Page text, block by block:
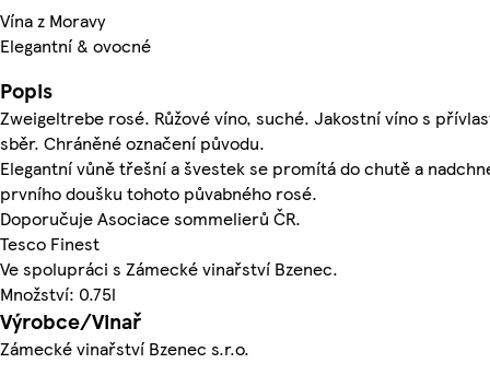
Vína z Moravy
Elegantní & ovocné
Popis
Zweigeltrebe rosé. Růžové víno, suché. Jakostní víno s
sběr. Chráněné označení původu.
Elegantní vůně třešní a švestek se promítá do chutě a
prvního doušku tohoto půvabného rosé.
Doporučuje Asociace sommelierů ČR.
Tesco Finest
Ve spolupráci s Zámecké vinařství Bzenec.
Množství: 0.75l
Výrobce/Vinař
Zámecké vinařství Bzenec s.r.o.